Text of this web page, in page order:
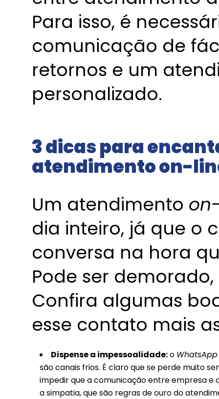
Para isso, é
comunicação de
retornos e um
personalizado.
3 dicas para
atendimento on-
Um atendimento
dia inteiro, já que o
conversa na hora
Pode ser
Confira algumas
esse contato mais
Dispense a impessoalidade:o WhatsApp
são canais frios. É claro que se perde muito
impedir que a comunicação entre empresa e
a simpatia, que são regras de ouro do